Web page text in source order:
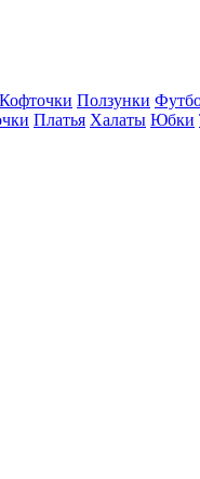
Кофточки Ползунки
Платья Халаты Юбки